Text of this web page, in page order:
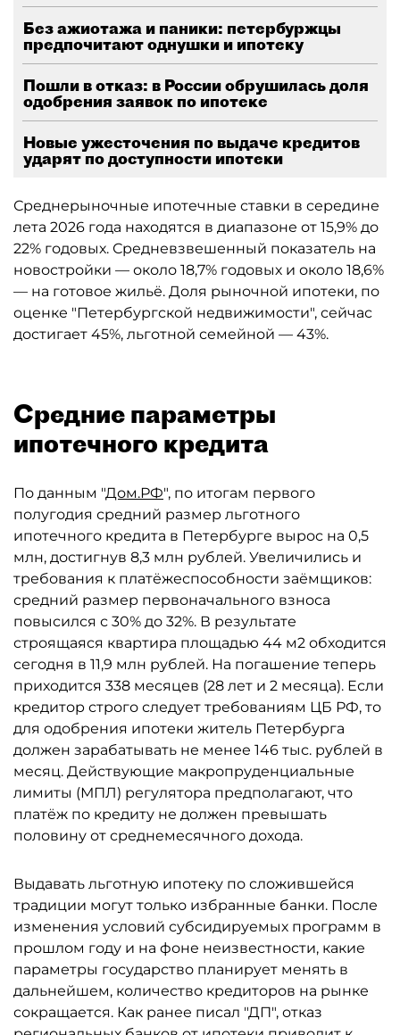
Без ажиотажа и паники: петербуржцы
предпочитают однушки и ипотеку
Пошли в отказ: в России обрушилась доля
одобрения заявок по ипотеке
Новые ужесточения по выдаче кредитов
ударят по доступности ипотеки
Среднерыночные ипотечные ставки в середине
лета 2026 года находятся в диапазоне от 15,9% до
22% годовых. Средневзвешенный показатель на
новостройки — около 18,7% годовых и около 18,6%
— на готовое жильё. Доля рыночной ипотеки, по
оценке "Петербургской недвижимости", сейчас
достигает 45%, льготной семейной — 43%.
Средние параметры
ипотечного кредита
По данным "Дом.РФ", по итогам первого
полугодия средний размер льготного
ипотечного кредита в Петербурге вырос на 0,5
млн, достигнув 8,3 млн рублей. Увеличились и
требования к платёжеспособности заёмщиков:
средний размер первоначального взноса
повысился с 30% до 32%. В результате
строящаяся квартира площадью 44 м2 обходится
сегодня в 11,9 млн рублей. На погашение теперь
приходится 338 месяцев (28 лет и 2 месяца). Если
кредитор строго следует требованиям ЦБ РФ, то
для одобрения ипотеки житель Петербурга
должен зарабатывать не менее 146 тыс. рублей в
месяц. Действующие макропруденциальные
лимиты (МПЛ) регулятора предполагают, что
платёж по кредиту не должен превышать
половину от среднемесячного дохода.
Выдавать льготную ипотеку по сложившейся
традиции могут только избранные банки. После
изменения условий субсидируемых программ в
прошлом году и на фоне неизвестности, какие
параметры государство планирует менять в
дальнейшем, количество кредиторов на рынке
сокращается. Как ранее писал "ДП", отказ